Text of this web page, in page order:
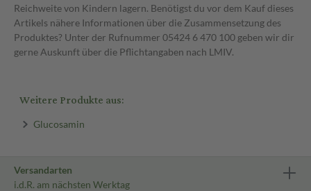
Reichweite von Kindern lagern. Benötigst du vor dem Kauf dieses
Artikels nähere Informationen über die Zusammensetzung des
Produktes? Unter der Rufnummer 05424 6 470 100 geben wir dir
gerne Auskunft über die Pflichtangaben nach LMIV.
Weitere Produkte aus:
Glucosamin
Versandarten
i.d.R. am nächsten Werktag